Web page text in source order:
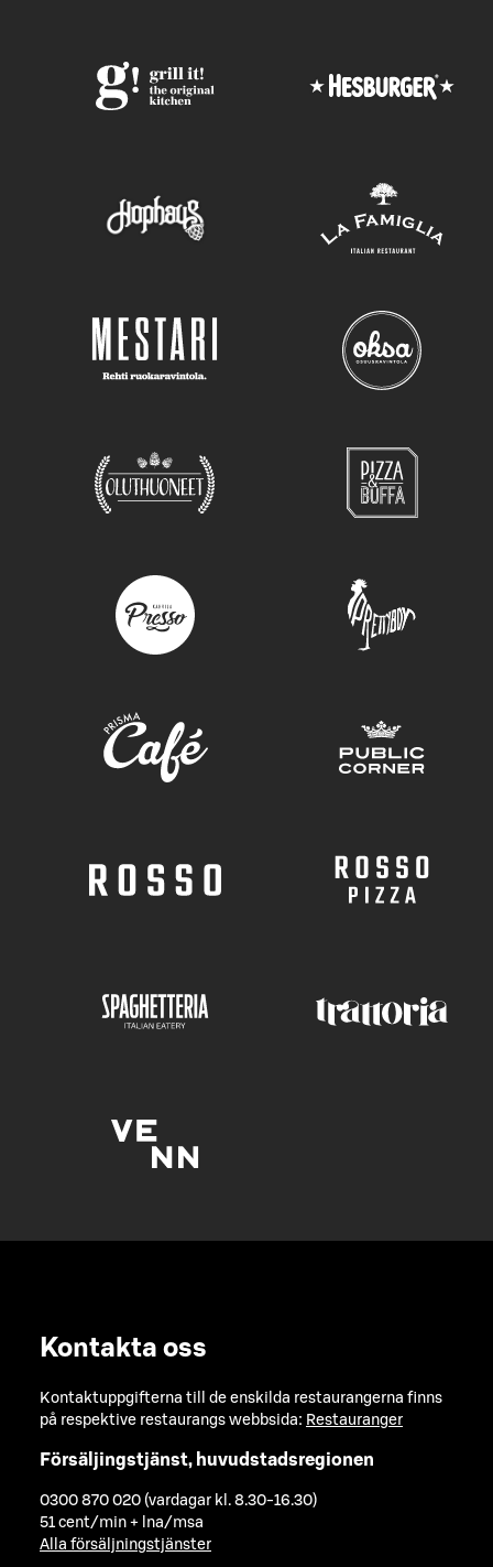
Kontakta oss
Kontaktuppgifterna till de enskilda restaurangerna finns
på respektive restaurangs webbsida: Restauranger
Försäljingstjänst, huvudstadsregionen
0300 870 020 (vardagar kl. 8.30-16.30)
51 cent/min + lna/msa
Alla försäljningstjänster